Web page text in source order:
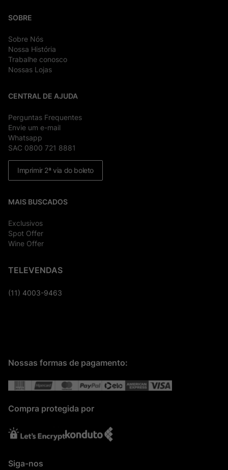
SOBRE
Sobre Nós
Nossa História
Trabalhe conosco
Nossas Lojas
CENTRAL DE AJUDA
Perguntas Frequentes
Envie um e-mail
Whatsapp
SAC 0800 721 8881
Imprimir 2ª via do boleto
MAIS BUSCADOS
Exclusivos
Spot Offer
Wine Offer
TELEVENDAS
(11) 4003-9463
Nossas formas de pagamento:
Compra protegida por
Siga-nos